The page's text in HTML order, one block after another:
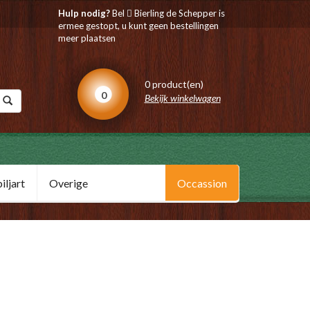
Hulp nodig?Bel
Bierling de Schepper is
ermee gestopt, u kunt geen bestellingen
meer plaatsen
0
0 product(en)
Bekijk winkelwagen
Overige Occassion